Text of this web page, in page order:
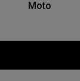
Moto